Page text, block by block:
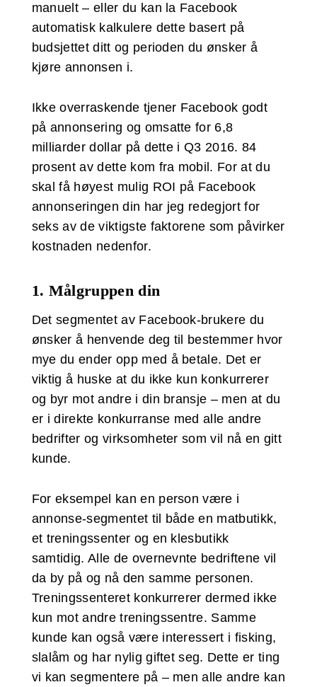
manuelt – eller du kan la Facebook
automatisk kalkulere dette basert på
budsjettet ditt og perioden du ønsker å
kjøre annonsen i.
Ikke overraskende tjener Facebook godt
på annonsering og omsatte for 6,8
milliarder dollar på dette i Q3 2016. 84
prosent av dette kom fra mobil. For at du
skal få høyest mulig ROI på Facebook
annonseringen din har jeg redegjort for
seks av de viktigste faktorene som påvirker
kostnaden nedenfor.
1. Målgruppen din
Det segmentet av Facebook-brukere du
ønsker å henvende deg til bestemmer hvor
mye du ender opp med å betale. Det er
viktig å huske at du ikke kun konkurrerer
og byr mot andre i din bransje – men at du
er i direkte konkurranse med alle andre
bedrifter og virksomheter som vil nå en gitt
kunde.
For eksempel kan en person være i
annonse-segmentet til både en matbutikk,
et treningssenter og en klesbutikk
samtidig. Alle de overnevnte bedriftene vil
da by på og nå den samme personen.
Treningssenteret konkurrerer dermed ikke
kun mot andre treningssentre. Samme
kunde kan også være interessert i fisking,
slalåm og har nylig giftet seg. Dette er ting
vi kan segmentere på – men alle andre kan